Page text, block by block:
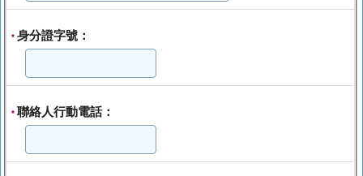
* 身分證字號：
* 聯絡人行動電話：